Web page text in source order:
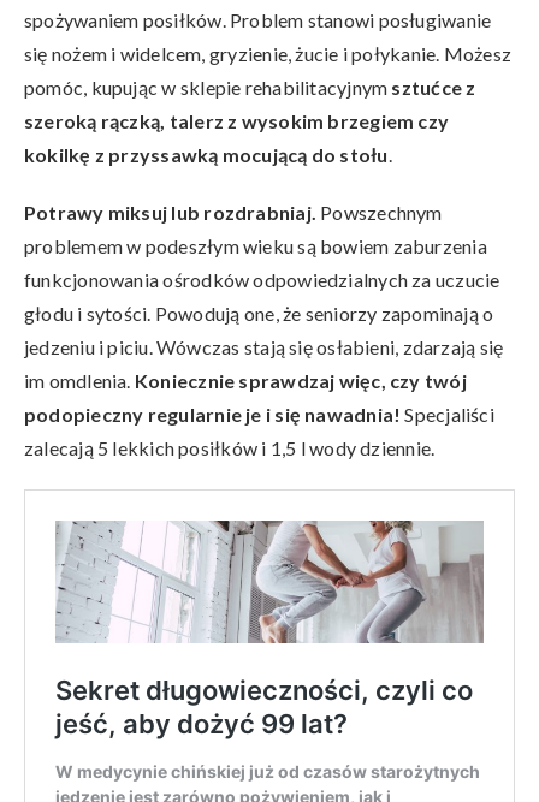
spożywaniem posiłków. Problem stanowi posługiwanie
się nożem i widelcem, gryzienie, żucie i połykanie. Możesz
pomóc, kupując w sklepie rehabilitacyjnym sztućce z
szeroką rączką, talerz z wysokim brzegiem czy
kokilkę z przyssawką mocującą do stołu.
Potrawy miksuj lub rozdrabniaj. Powszechnym
problemem w podeszłym wieku są bowiem zaburzenia
funkcjonowania ośrodków odpowiedzialnych za uczucie
głodu i sytości. Powodują one, że seniorzy zapominają o
jedzeniu i piciu. Wówczas stają się osłabieni, zdarzają się
im omdlenia. Koniecznie sprawdzaj więc, czy twój
podopieczny regularnie je i się nawadnia! Specjaliści
zalecają 5 lekkich posiłków i 1,5 l wody dziennie.